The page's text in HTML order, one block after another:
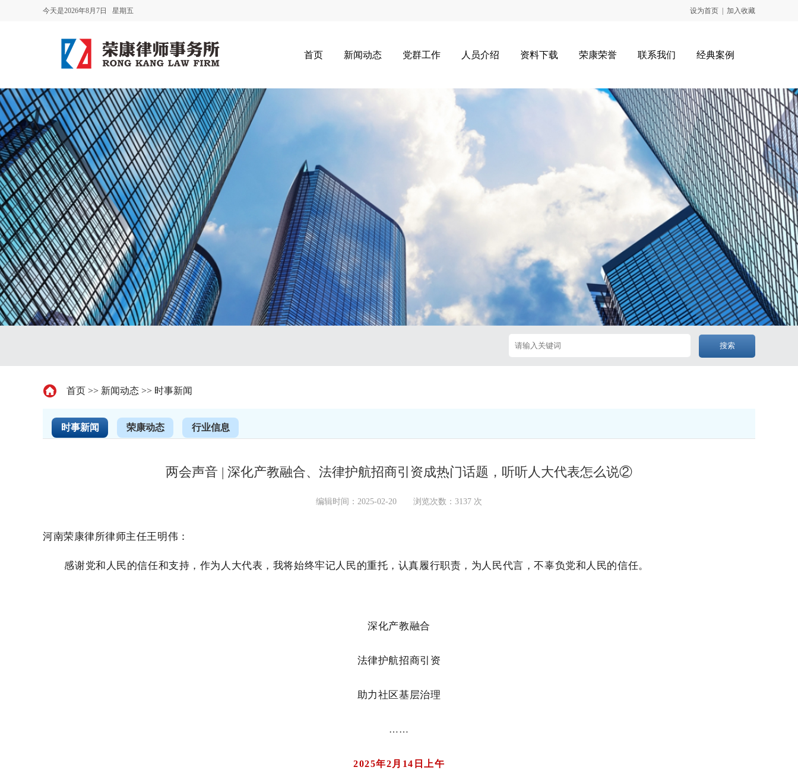
今天是2026年8月7日 星期五 设为首页 加入收藏
首页 新闻动态 党群工作 人员介绍 资料下载 荣康荣誉 联系我们 经典案例
搜索
首页 >> 新闻动态 >> 时事新闻
时事新闻 荣康动态 行业信息
两会声音 | 深化产教融合、法律护航招商引资成热门话题，听听人大代表怎么说②
编辑时间：2025-02-20 浏览次数：3137 次
河南荣康律所律师主任王明伟：
感谢党和人民的信任和支持， 作为人大代表， 我将始终牢记人民的重托， 认真履行职责，为人民代言，不辜负党和人民的信任。
深化产教融合
法律护航招商引资
助力社区基层治理
……
2025年2月14日上午